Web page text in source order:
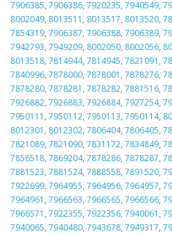
7906385, 7906386, 7920235, 7940549,
8002049, 8013511 , 8013517, 8013520,
7854319, 7906387, 7906388, 7906389,
7942793, 7949209, 8002050, 8002056,
8013518, 7814944, 7814945, 7821091 ,
7840996, 7878000, 7878001 , 7878276,
7878280, 7878281 , 7878282, 7881516,
7926882, 7926883, 7926884, 7927254,
7950111 , 7950112, 7950113, 7950114,
8012301 , 8012302, 7806404, 7806405,
7821089, 7821090, 7831172, 7834849,
7856518, 7869204, 7878286, 7878287,
7881523, 7881524, 7888558, 7891520,
7922699, 7964955, 7964956, 7964957,
7964961 , 7966563, 7966565, 7966566,
7966571 , 7922355, 7922356, 7940061 ,
7940065, 7940480, 7943678, 7949317,